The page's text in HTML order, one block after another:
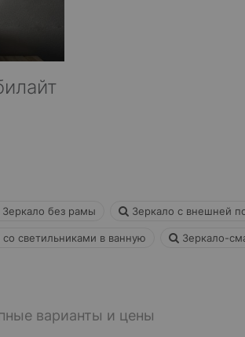
Зеркало без рамы Зеркало с внешней
со светильниками в ванную Зеркало-
варианты и цены